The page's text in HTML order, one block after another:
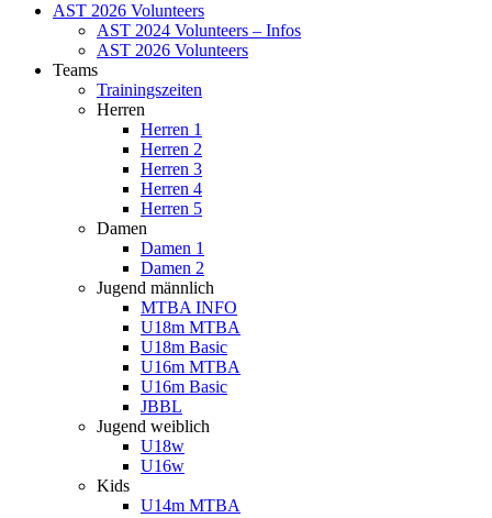
AST 2026 Volunteers
AST 2024 Volunteers – Infos
AST 2026 Volunteers
Teams
Trainingszeiten
Herren
Herren 1
Herren 2
Herren 3
Herren 4
Herren 5
Damen
Damen 1
Damen 2
Jugend männlich
MTBA INFO
U18m MTBA
U18m Basic
U16m MTBA
U16m Basic
JBBL
Jugend weiblich
U18w
U16w
Kids
U14m MTBA